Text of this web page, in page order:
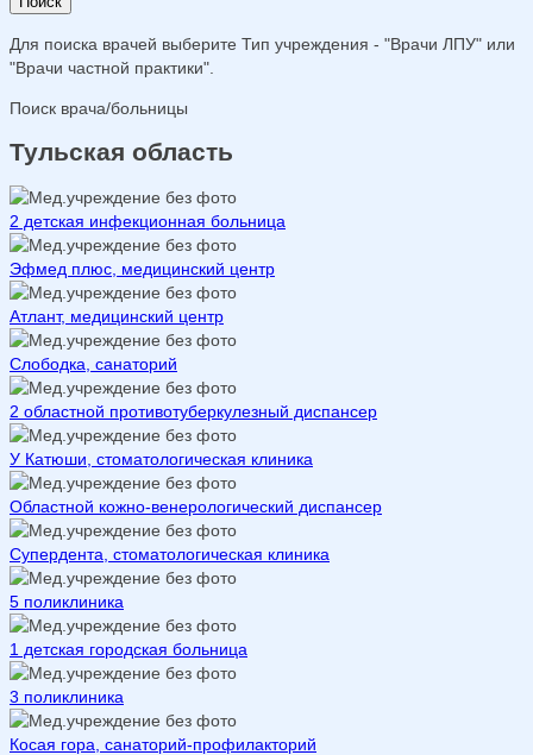
Для поиска врачей выберите Тип учреждения - "Врачи ЛПУ" или
"Врачи частной практики".
Поиск врача/больницы
Тульская область
2 детская инфекционная больница
Эфмед плюс, медицинский центр
Атлант, медицинский центр
Слободка, санаторий
2 областной противотуберкулезный диспансер
У Катюши, стоматологическая клиника
Областной кожно-венерологический диспансер
Супердента, стоматологическая клиника
5 поликлиника
1 детская городская больница
3 поликлиника
Косая гора, санаторий-профилакторий